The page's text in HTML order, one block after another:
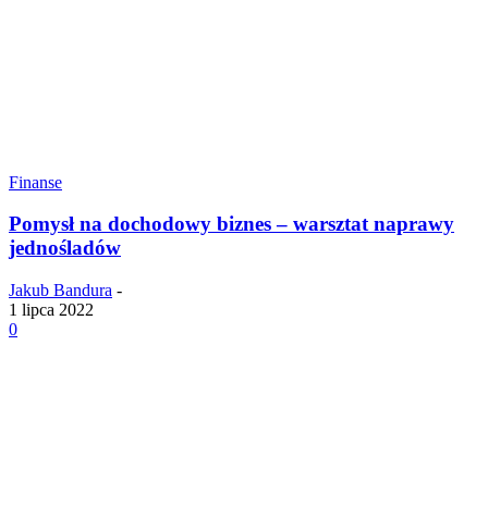
Finanse
Pomysł na dochodowy biznes – warsztat naprawy
jednośladów
Jakub Bandura -
1 lipca 2022
0